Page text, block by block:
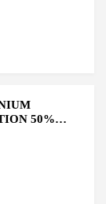
基氯化铵（约
）。约50%活
50%